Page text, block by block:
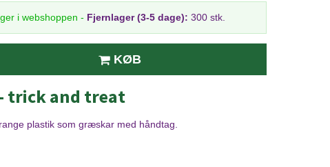
i webshoppen - Fjernlager (3-5 dage): 300 stk.
KØB
trick and treat
plastik som græskar med håndtag.